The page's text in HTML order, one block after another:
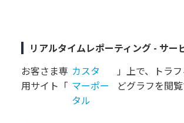
リアルタイムレポーティング - サー
お客さま専
用サイト「
カスタ
マーポー
タル
」上で、トラ
どグラフを閲覧